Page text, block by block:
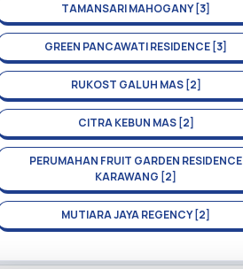
TAMANSARI MAHOGANY [3]
GREEN PANCAWATI RESIDENCE [3]
RUKOST GALUH MAS [2]
CITRA KEBUN MAS [2]
PERUMAHAN FRUIT GARDEN RESIDENCE
KARAWANG [2]
MUTIARA JAYA REGENCY [2]